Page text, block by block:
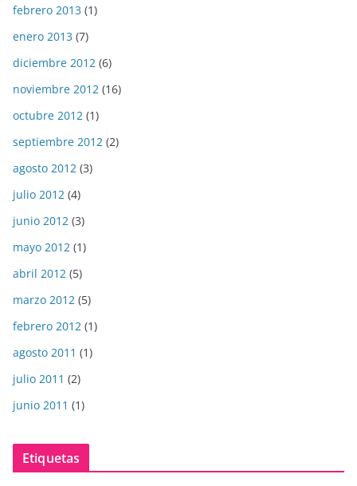
febrero 2013 (1)
enero 2013 (7)
diciembre 2012 (6)
noviembre 2012 (16)
octubre 2012 (1)
septiembre 2012 (2)
agosto 2012 (3)
julio 2012 (4)
junio 2012 (3)
mayo 2012 (1)
abril 2012 (5)
marzo 2012 (5)
febrero 2012 (1)
agosto 2011 (1)
julio 2011 (2)
junio 2011 (1)
Etiquetas